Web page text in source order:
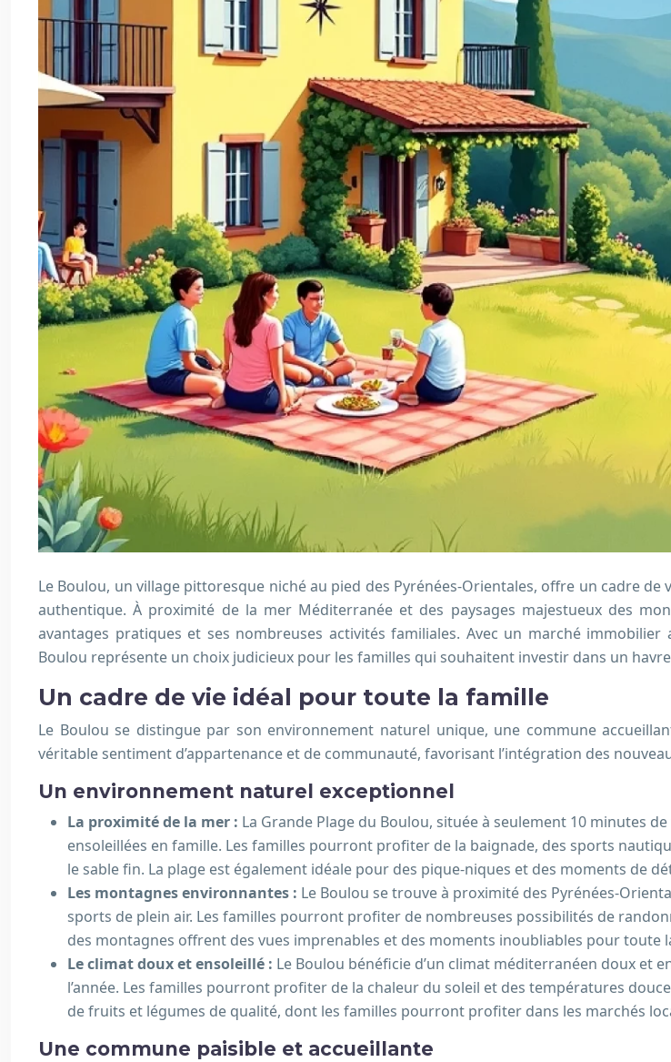
Le Boulou, un village pittoresque niché au pied des Pyrénées-Orientales, offre un cadre
authentique. À proximité de la mer Méditerranée et des paysages majestueux des
avantages pratiques et ses nombreuses activités familiales. Avec un marché
Boulou représente un choix judicieux pour les familles qui souhaitent investir dans un
Un cadre de vie idéal pour toute la famille
Le Boulou se distingue par son environnement naturel unique, une commune
véritable sentiment d’appartenance et de communauté, favorisant l’intégration des
Un environnement naturel exceptionnel
La proximité de la mer : La Grande Plage du Boulou, située à seulement 10 minutes
ensoleillées en famille. Les familles pourront profiter de la baignade, des sports
le sable fin. La plage est également idéale pour des pique-niques et des moments de
Les montagnes environnantes : Le Boulou se trouve à proximité des Pyrénées-
sports de plein air. Les familles pourront profiter de nombreuses possibilités de
des montagnes offrent des vues imprenables et des moments inoubliables pour toute
Le climat doux et ensoleillé : Le Boulou bénéficie d’un climat méditerranéen doux et
l’année. Les familles pourront profiter de la chaleur du soleil et des températures
de fruits et légumes de qualité, dont les familles pourront profiter dans les marchés
Une commune paisible et accueillante